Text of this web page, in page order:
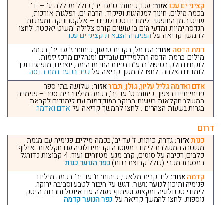
קציני ים עכואזור: עכו, כיתות: ט’ עד יב’, כולל מכללה יג’ – יד’.
בכמה מילים: חינוך למנהיגות ופיקוד. הרבה ים: הפלגות אורכות,
שייט בזמן החופשי. לימודים טכנולוגיים – אלקטרוניקה ומערכות
הנדסה ימיות ומדעי הים בו עושים קורס צלילה ומשיט יאכטה. לחצו
להמשך קריאה עלהפנימיה הצבאית קציני ים עכו
רמת הדסהאזור: הכרמל, בקרית טבעון, כיתות: ז’ עד יב’, בכמה
מילים: ברמת הדסה התלמידים עובדים ומנהלים מרכז יזמות.
לוקחים חלק בטיפול בבע”ח בפינת החי מדהימה, יוצרים, מופיעים וכך
לומדים הצלחה. לחצו להמשך קריאה על כפר הנוער רמת הדסה
אדם ואדמה גליל עליון, גולן, תבוראזור: שלושה בתי ספר
פנימייתיים בצפון. כיתות: ט’ עד יב’, בכמה מילים: בית ספר – פנימייה
המשלב חקלאות בשעות הבוקר המוקדמות עם לימודים לקראת
בגרות בשעות הצהרים . לחצו להמשך קריאה על אדם ואדמה
דרום
כנותאזור: גדרה, כיתות: ז’ עד יב’, בכמה מילים: פנימיה עם מגמת
משטרה המשלבת לימודי משטרה וקרימינולוגיה עם חקלאות. אילוף
כלבים, רכיבה על סוסים, קרב מגע, מטווחים ועוד. 4 קבוצות כדורגל
במסגרת מכבי (כולל קבוצת בנות) כפר הנוער כנות
קדמהאזור: ליד קרית מלאכי, כיתות: ח’ עד יב’, בכמה מילים:
פנימיה ותיכוןלנוער נושר. דגש על חיבור לטבע וסביבה ירוקה.
לימודי טכנולוגיה ומקצוע ושיתוף פעולה עם אינטל וחברות הייטק
נוספות. לחצו להמשך קריאה על כפר הנוער קדמה